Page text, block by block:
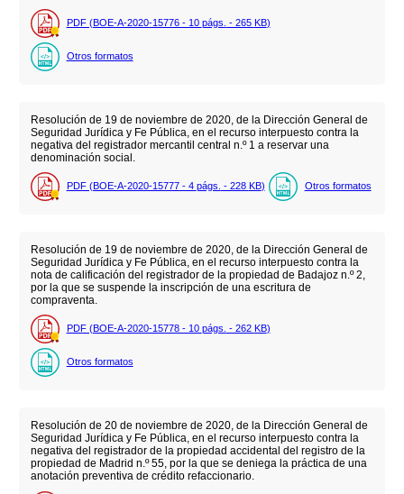
PDF (BOE-A-2020-15776 - 10 págs. - 265 KB)
Otros formatos
Resolución de 19 de noviembre de 2020, de la Dirección General de
Seguridad Jurídica y Fe Pública, en el recurso interpuesto contra la
negativa del registrador mercantil central n.º 1 a reservar una
denominación social.
PDF (BOE-A-2020-15777 - 4 págs. - 228 KB) Otros formatos
Resolución de 19 de noviembre de 2020, de la Dirección General de
Seguridad Jurídica y Fe Pública, en el recurso interpuesto contra la
nota de calificación del registrador de la propiedad de Badajoz n.º 2,
por la que se suspende la inscripción de una escritura de
compraventa.
PDF (BOE-A-2020-15778 - 10 págs. - 262 KB)
Otros formatos
Resolución de 20 de noviembre de 2020, de la Dirección General de
Seguridad Jurídica y Fe Pública, en el recurso interpuesto contra la
negativa del registrador de la propiedad accidental del registro de la
propiedad de Madrid n.º 55, por la que se deniega la práctica de una
anotación preventiva de crédito refaccionario.